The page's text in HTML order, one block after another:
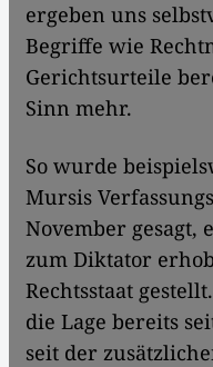
ergeben uns
Begriffe wie
Gerichtsurteile
Sinn mehr.
So wurde
Mursis
November gesagt,
zum Diktator
Rechtsstaat
die Lage bereits
seit der